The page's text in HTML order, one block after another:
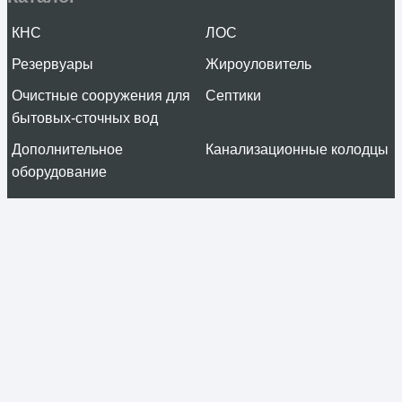
КНС ЛОС
Резервуары Жироуловитель
Очистные сооружения для
бытовых-сточных вод
Септики
Дополнительное
оборудование
Канализационные колодцы